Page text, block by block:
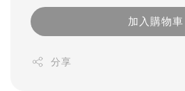
加入購物車
分享